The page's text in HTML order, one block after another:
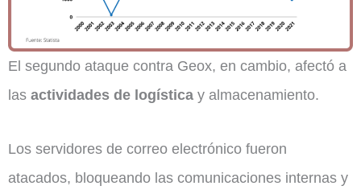
El segundo ataque contra Geox, en cambio, afectó a
las actividades de logística y almacenamiento.
Los servidores de correo electrónico fueron
atacados, bloqueando las comunicaciones internas y